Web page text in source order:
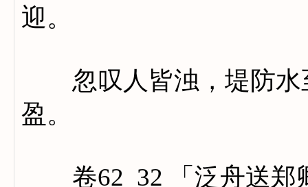
迎。
忽叹人皆浊，堤防水
盈。
卷62_32 「泛舟送郑